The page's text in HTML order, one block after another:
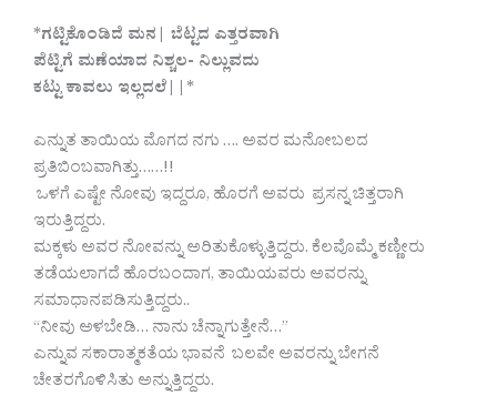
*ಗಟ್ಟಿಕೊಂಡಿದೆ ಮನ| ಬೆಟ್ಟದ ಎತ್ತರವಾಗಿ
ಪೆಟ್ಟಿಗೆ ಮಣೆಯಾದ ನಿಶ್ಚಲ- ನಿಲ್ಲುವದು
ಕಟ್ಟು ಕಾವಲು ಇಲ್ಲದಲೆ|| *
ಎನ್ನುತ ತಾಯಿಯ ಮೊಗದ ನಗು …. ಅವರ ಮನೋಬಲದ
ಪ್ರತಿಬಿಂಬವಾಗಿತ್ತು……!!
ಒಳಗೆ ಎಷ್ಟೇ ನೋವು ಇದ್ದರೂ, ಹೊರಗೆ ಅವರು ಪ್ರಸನ್ನ ಚಿತ್ತರಾಗಿ
ಇರುತ್ತಿದ್ದರು.
ಮಕ್ಕಳು ಅವರ ನೋವನ್ನು ಅರಿತುಕೊಳ್ಳುತ್ತಿದ್ದರು. ಕೆಲವೊಮ್ಮೆ ಕಣ್ಣೀರು
ತಡೆಯಲಾಗದೆ ಹೊರಬಂದಾಗ, ತಾಯಿಯವರು ಅವರನ್ನು
ಸಮಾಧಾನಪಡಿಸುತ್ತಿದ್ದರು..
“ನೀವು ಅಳಬೇಡಿ… ನಾನು ಚೆನ್ನಾಗುತ್ತೇನೆ…”
ಎನ್ನುವ ಸಕಾರಾತ್ಮಕತೆಯ ಭಾವನೆ ಬಲವೇ ಅವರನ್ನು ಬೇಗನೆ
ಚೇತರಗೊಳಿಸಿತು ಅನ್ನುತ್ತಿದ್ದರು.